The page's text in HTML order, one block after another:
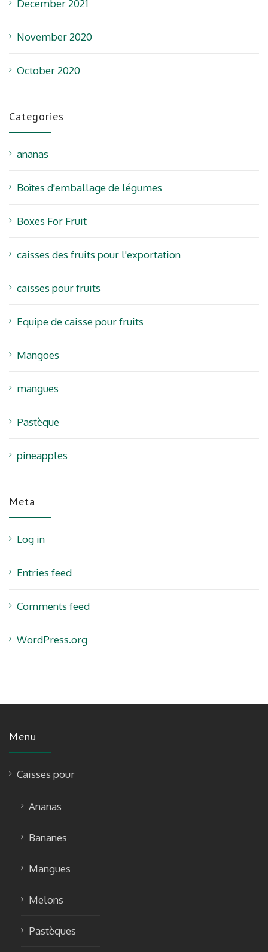
December 2021
November 2020
October 2020
Categories
ananas
Boîtes d'emballage de légumes
Boxes For Fruit
caisses des fruits pour l'exportation
caisses pour fruits
Equipe de caisse pour fruits
Mangoes
mangues
Pastèque
pineapples
Meta
Log in
Entries feed
Comments feed
WordPress.org
Menu
Caisses pour
Ananas
Bananes
Mangues
Melons
Pastèques